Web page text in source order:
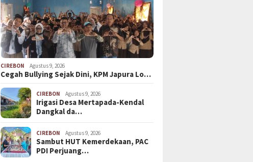
CIREBON Agustus 9, 2026
Cegah Bullying Sejak Dini, KPM Japura Lo…
CIREBON Agustus 9, 2026
Irigasi Desa Mertapada-Kendal
Dangkal da…
CIREBON Agustus 9, 2026
Sambut HUT Kemerdekaan, PAC
PDI Perjuang…